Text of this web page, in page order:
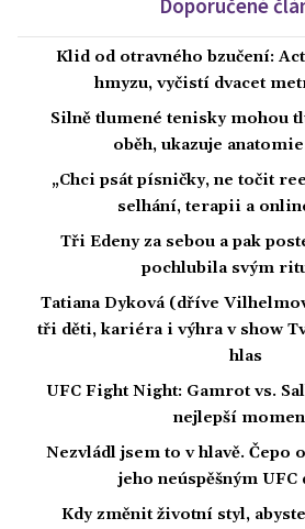
Doporučené
Klid od otravného bzučení:
hmyzu, vyčistí dvacet
Silně tlumené tenisky mohou
oběh, ukazuje
„Chci psát písničky, ne točit
selhání, terapii a
Tři Edeny za sebou a pak
pochlubila svým
Tatiana Dyková (dříve
tři děti, kariéra i výhra v show
hlas
UFC Fight Night: Gamrot vs.
nejlepší
Nezvládl jsem to v hlavě. Čepo
jeho neúspěšným UFC
Kdy změnit životní styl,